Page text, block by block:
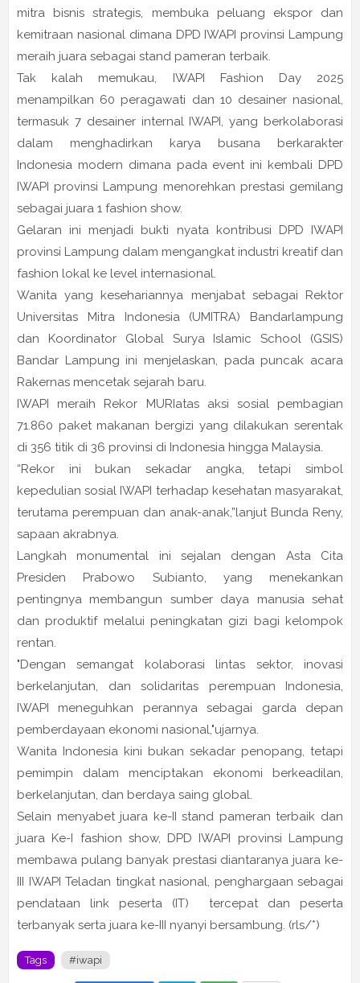
mitra bisnis strategis, membuka peluang ekspor dan
kemitraan nasional dimana DPD IWAPI provinsi Lampung
meraih juara sebagai stand pameran terbaik.
Tak kalah memukau, IWAPI Fashion Day 2025
menampilkan 60 peragawati dan 10 desainer nasional,
termasuk 7 desainer internal IWAPI, yang berkolaborasi
dalam menghadirkan karya busana berkarakter
Indonesia modern dimana pada event ini kembali DPD
IWAPI provinsi Lampung menorehkan prestasi gemilang
sebagai juara 1 fashion show.
Gelaran ini menjadi bukti nyata kontribusi DPD IWAPI
provinsi Lampung dalam mengangkat industri kreatif dan
fashion lokal ke level internasional.
Wanita yang kesehariannya menjabat sebagai Rektor
Universitas Mitra Indonesia (UMITRA) Bandarlampung
dan Koordinator Global Surya Islamic School (GSIS)
Bandar Lampung ini menjelaskan, pada puncak acara
Rakernas mencetak sejarah baru.
IWAPI meraih Rekor MURIatas aksi sosial pembagian
71.860 paket makanan bergizi yang dilakukan serentak
di 356 titik di 36 provinsi di Indonesia hingga Malaysia.
“Rekor ini bukan sekadar angka, tetapi simbol
kepedulian sosial IWAPI terhadap kesehatan masyarakat,
terutama perempuan dan anak-anak,”lanjut Bunda Reny,
sapaan akrabnya.
Langkah monumental ini sejalan dengan Asta Cita
Presiden Prabowo Subianto, yang menekankan
pentingnya membangun sumber daya manusia sehat
dan produktif melalui peningkatan gizi bagi kelompok
rentan.
"Dengan semangat kolaborasi lintas sektor, inovasi
berkelanjutan, dan solidaritas perempuan Indonesia,
IWAPI meneguhkan perannya sebagai garda depan
pemberdayaan ekonomi nasional,"ujarnya.
Wanita Indonesia kini bukan sekadar penopang, tetapi
pemimpin dalam menciptakan ekonomi berkeadilan,
berkelanjutan, dan berdaya saing global.
Selain menyabet juara ke-II stand pameran terbaik dan
juara Ke-I fashion show, DPD IWAPI provinsi Lampung
membawa pulang banyak prestasi diantaranya juara ke-
III IWAPI Teladan tingkat nasional, penghargaan sebagai
pendataan link peserta (IT) tercepat dan peserta
terbanyak serta juara ke-III nyanyi bersambung. (rls/*)
Tags #iwapi